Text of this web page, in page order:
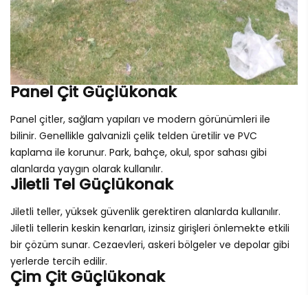
Panel Çit Güçlükonak
Panel çitler, sağlam yapıları ve modern görünümleri ile
bilinir. Genellikle galvanizli çelik telden üretilir ve PVC
kaplama ile korunur. Park, bahçe, okul, spor sahası gibi
alanlarda yaygın olarak kullanılır.
Jiletli Tel Güçlükonak
Jiletli teller, yüksek güvenlik gerektiren alanlarda kullanılır.
Jiletli tellerin keskin kenarları, izinsiz girişleri önlemekte etkili
bir çözüm sunar. Cezaevleri, askeri bölgeler ve depolar gibi
yerlerde tercih edilir.
Çim Çit Güçlükonak